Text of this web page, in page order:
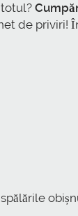
de priviri!